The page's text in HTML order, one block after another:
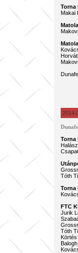
Torna
Makai
Torna
Tóth
Torna
FTC
Jurik
Tóth